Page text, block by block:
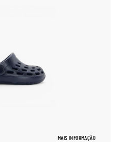
MAIS INFORMAÇÃO